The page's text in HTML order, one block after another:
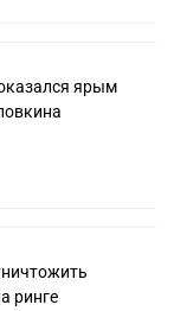
ярым
ринге